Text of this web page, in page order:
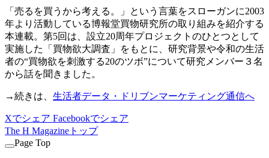
「売るを買うから考える。」という言葉をスローガンに2003
年より活動している博報堂買物研究所の取り組みを紹介する
本連載。第5回は、設立20周年プロジェクトのひとつとして
実施した「買物欲大調査」をもとに、研究背景や令和の生活
者の“買物欲を刺激する20のツボ”について研究メンバー３名
から話を聞きました。
→続きは、 生活者データ・ドリブンマーケティング通信へ
Xでシェア Facebookでシェア
The H Magazineトップ
Page Top